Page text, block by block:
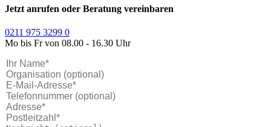
Jetzt anrufen oder Beratung vereinbaren
0211 975 3299 0
Mo bis Fr von 08.00 - 16.30 Uhr